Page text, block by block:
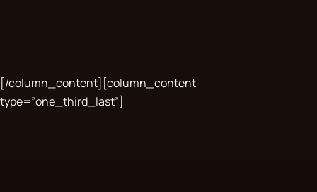
[/column_content][column_content
type=”one_third_last”]